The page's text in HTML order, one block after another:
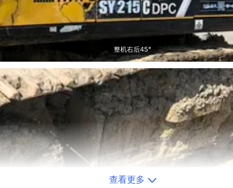
整机右后45°
查看更多